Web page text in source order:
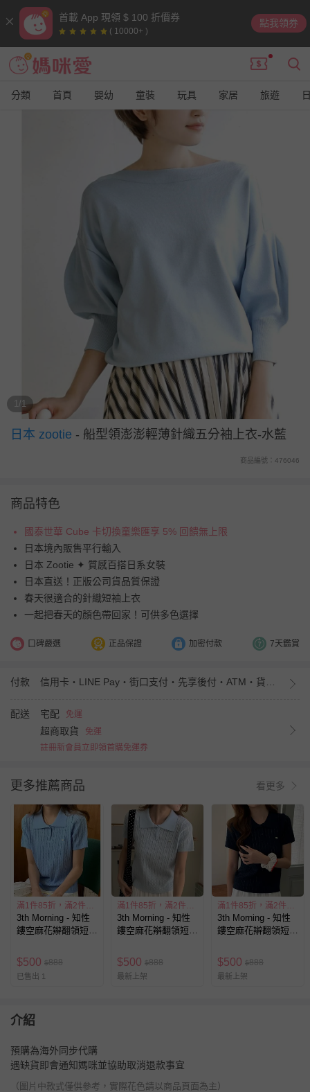
首載 App 現領 $ 100 折價券
( 10000+ )
點我領券
分類 首頁 嬰幼 童裝 玩具 家居 旅遊
1/1
日本 zootie - 船型領澎澎輕薄針織五分袖上衣-水藍
商品編號：476046
商品特色
國泰世華 Cube 卡切換童樂匯享 5% 回饋無上限
日本境內販售平行輸入
日本 Zootie ✦ 質感百搭日系女裝
日本直送！正版公司貨品質保證
春天很適合的針織短袖上衣
一起把春天的顏色帶回家！可供多色選擇
口碑嚴選 正品保證 加密付款 7天鑑賞
付款
配送 宅配 免運
超商取貨
免運
註冊新會員立即領首購免運券
更多推薦商品 看更多
滿1件85折，滿2件77折
3th Morning - 知性
鏤空麻花辮翻領短袖
$500 $888
已售出 1
滿1件85折，滿2件77折
3th Morning - 知性
鏤空麻花辮翻領短袖
$500 $888
最新上架
滿1件85折，滿2件77折
3th Morning - 知性
鏤空麻花辮翻領短袖
$500 $888
最新上架
介紹
預購為海外同步代購
遇缺貨即會通知媽咪並協助取消退款事宜
（圖片中款式僅供參考，實際花色請以商品頁面為主）